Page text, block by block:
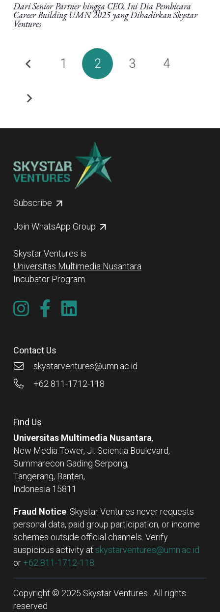
Dari Senior Partner hingga CEO, Ini Dia Pembicara
Career Building UMN 2025 yang Dihadirkan Skystar
Ventures
1 2 3 4
Subscribe
Join WhatsApp Group
Skystar Ventures is
Universitas Multimedia Nusantara
Incubator Program.
Contact Us
skystarventures@umn.ac.id
+62 811-1712-118
Find Us
Universitas Multimedia Nusantara,
New Media Tower, Jl. Scientia Boulevard,
Summarecon Gading Serpong,
Tangerang, Banten,
Indonesia 15811
Fraud Notice: Skystar Ventures never requests
personal data, paid group participation, or income
schemes outside official channels. Verify
suspicious activity at skystarventures@umn.ac.id
or +62 811-1712-118.
Copyright © 2025 Skystar Ventures . All rights
reserved